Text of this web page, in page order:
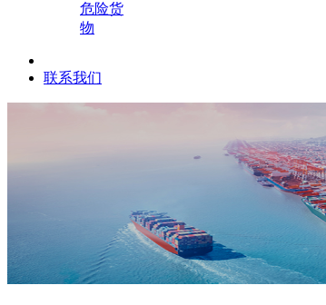
危险货
物
联系我们